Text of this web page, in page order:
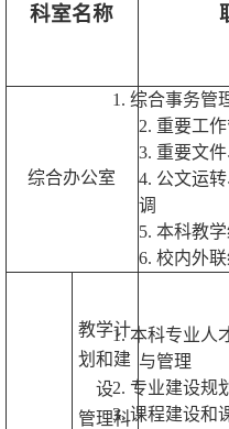
科室名称
综合办公室
1. 综合事务管
2. 重要工作
3. 重要文
4. 公文运
调
5. 本科教
6. 校内外
教学计
划和建
设
管理科
1. 本科专业人
与管理
2. 专业建设规
3. 课程建设和